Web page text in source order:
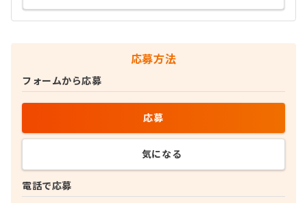
応募方法
電話で応募
フォームから応募
応募
気になる